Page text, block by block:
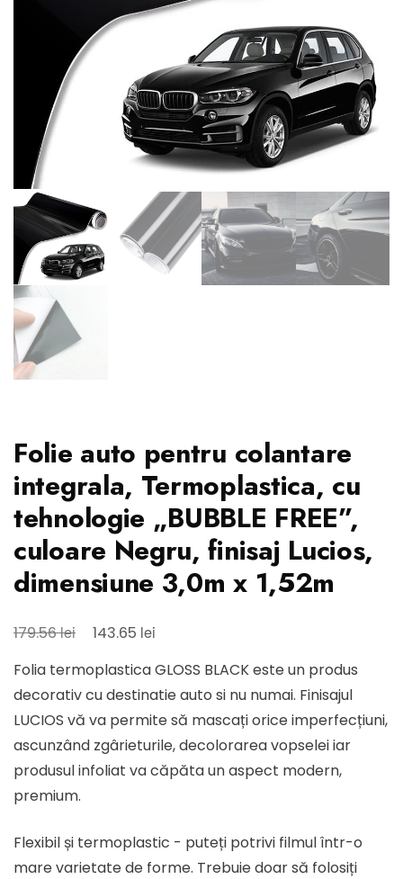
Folie auto pentru colantare
integrala, Termoplastica, cu
tehnologie „BUBBLE FREE”,
culoare Negru, finisaj Lucios,
dimensiune 3,0m x 1,52m
179.56lei
Prețul
a
fost:
179.56 lei.
143.65 lei
este:
143.65 lei.
Folia termoplastica GLOSS BLACK este un produs
decorativ cu destinatie auto si nu numai. Finisajul
LUCIOS vă va permite să mascați orice imperfecțiuni,
ascunzând zgârieturile, decolorarea vopselei iar
produsul infoliat va căpăta un aspect modern,
premium.
Flexibil și termoplastic - puteți potrivi filmul într-o
mare varietate de forme. Trebuie doar să folosiți